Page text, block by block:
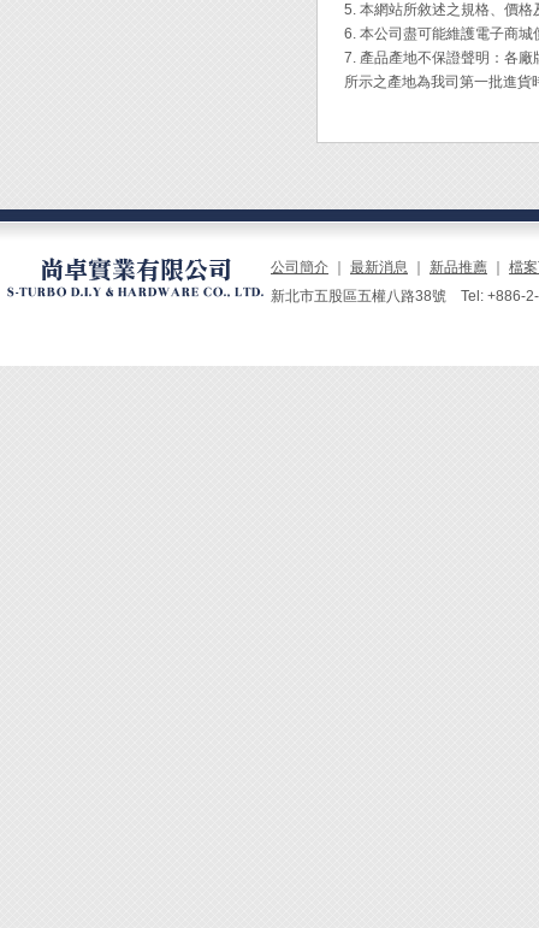
5. 本網站所敘述之規格、價
6. 本公司盡可能維護電子商
7. 產品產地不保證聲明：各
所示之產地為我司第一批進
公司簡介 最新消息 新品推薦
檔
新北市五股區五權八路38號 Tel: